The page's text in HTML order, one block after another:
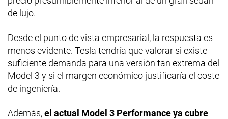
de lujo.
Desde el punto de vista empresarial, la respuesta es
menos evidente. Tesla tendría que valorar si existe
suficiente demanda para una versión tan extrema del
Model 3 y si el margen económico justificaría el coste
de ingeniería.
Además,el actual Model 3 Performance ya cubre